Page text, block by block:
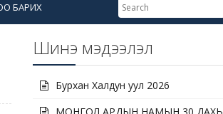
БАРИХ
Шинэ мэдээлэл
Бурхан Халдун уул 2026